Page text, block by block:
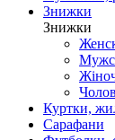
Знижки
Знижки
Куртки,
Сарафани